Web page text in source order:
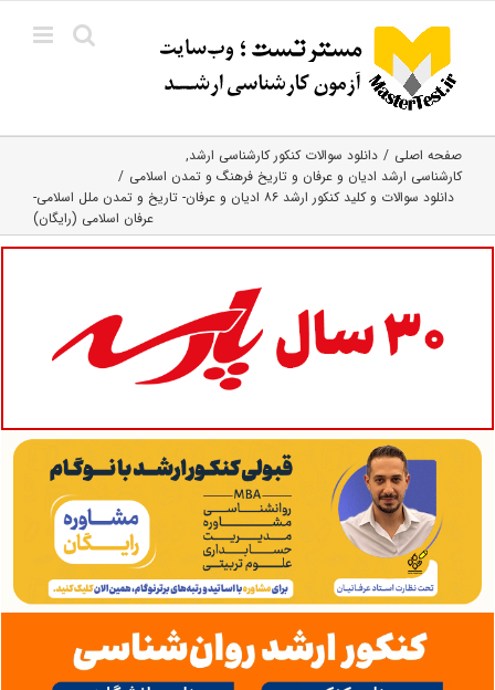
content
صفحه اصلی
دانلود سوالات کنکور کارشناسی ارشد
کارشناسی ارشد ادیان و عرفان و تاریخ فرهنگ و تمدن اسلامی
دانلود سوالات و کلید کنکور ارشد ۸۶ ادیان و عرفان- تاریخ و تمدن ملل اسلامی-
عرفان اسلامی (رایگان)